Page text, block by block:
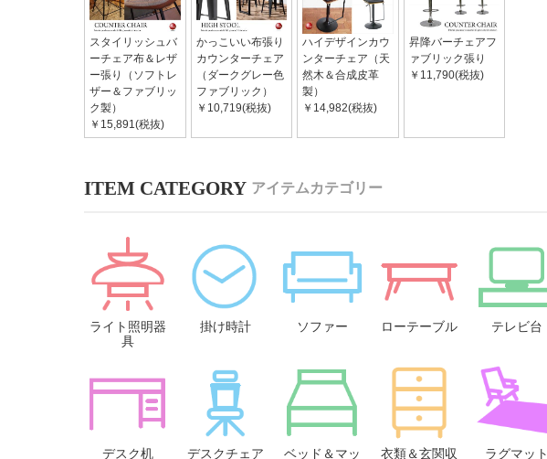
スタイリッシュバ
ーチェア布＆レザ
ー張り（ソフトレ
ザー＆ファブリッ
ク製）
￥15,891(税抜)
かっこいい布張り
カウンターチェア
（ダークグレー色
ファブリック）
￥10,719(税抜)
ハイデザインカウ
ンターチェア（天
然木＆合成皮革
製）
￥14,982(税抜)
昇降バーチェアフ
ァブリック張り
￥11,790(税抜)
アイテムカテゴリー
ライト照明器
具
掛け時計 ソファー ローテーブル テレビ台
デスク机 デスクチェア
ベッド＆マッ
衣類＆玄関収
ラグマット